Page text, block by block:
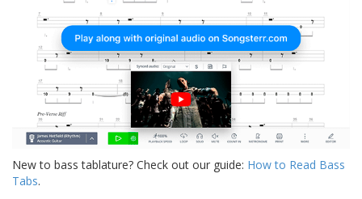
New to bass tablature? Check out our guide: How to Read Bass
Tabs.